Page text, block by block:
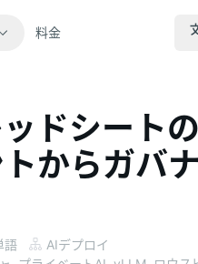
ワークフローの
ップ別チュー
料金
ドシート
からガバ
語
AIデプロイ